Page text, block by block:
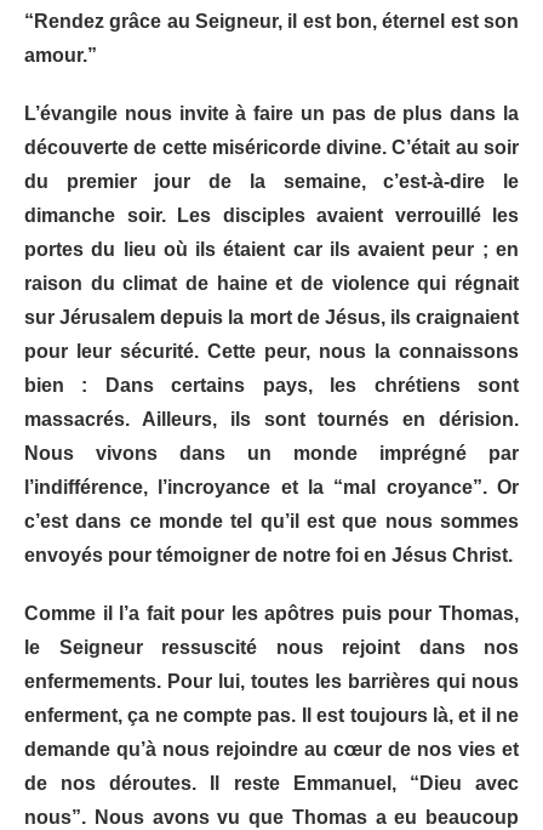
“Rendez grâce au Seigneur, il est bon, éternel est son
amour.”
L’évangile nous invite à faire un pas de plus dans la
découverte de cette miséricorde divine. C’était au soir
du premier jour de la semaine, c’est-à-dire le
dimanche soir. Les disciples avaient verrouillé les
portes du lieu où ils étaient car ils avaient peur ; en
raison du climat de haine et de violence qui régnait
sur Jérusalem depuis la mort de Jésus, ils craignaient
pour leur sécurité. Cette peur, nous la connaissons
bien : Dans certains pays, les chrétiens sont
massacrés. Ailleurs, ils sont tournés en dérision.
Nous vivons dans un monde imprégné par
l’indifférence, l’incroyance et la “mal croyance”. Or
c’est dans ce monde tel qu’il est que nous sommes
envoyés pour témoigner de notre foi en Jésus Christ.
Comme il l’a fait pour les apôtres puis pour Thomas,
le Seigneur ressuscité nous rejoint dans nos
enfermements. Pour lui, toutes les barrières qui nous
enferment, ça ne compte pas. Il est toujours là, et il ne
demande qu’à nous rejoindre au cœur de nos vies et
de nos déroutes. Il reste Emmanuel, “Dieu avec
nous”. Nous avons vu que Thomas a eu beaucoup